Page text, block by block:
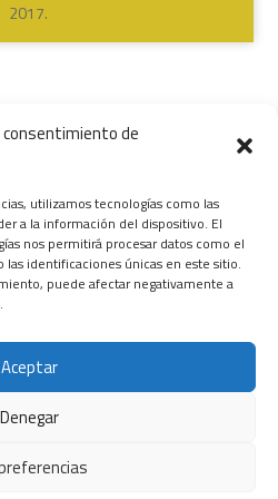
de
utilizamos tecnologías como las
a la información del dispositivo. El
nos permitirá procesar datos como el
identificaciones únicas en este sitio.
puede afectar negativamente a
Aceptar
Denegar
2017.